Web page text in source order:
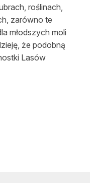
roślinach,
zarówno te
młodszych moli
że podobną
Lasów